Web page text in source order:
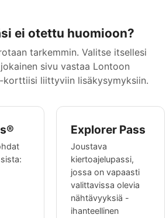
ei otettu huomioon?
tarkemmin. Valitse itsellesi
sivu vastaa Lontoon
korttiisi liittyviin lisäkysymyksiin.
Explorer Pass
Joustava
kiertoajelupassi,
jossa on vapaasti
valittavissa olevia
nähtävyyksiä -
ihanteellinen